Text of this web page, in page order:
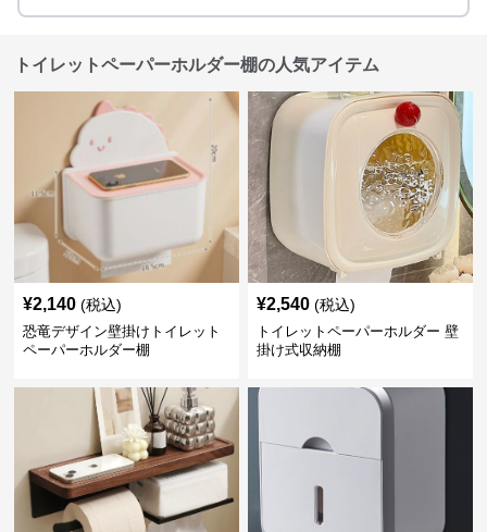
トイレットペーパーホルダー棚の人気アイテム
¥2,140 (税込)
恐竜デザイン壁掛けトイレット
ペーパーホルダー棚
¥2,540 (税込)
トイレットペーパーホルダー 壁
掛け式収納棚